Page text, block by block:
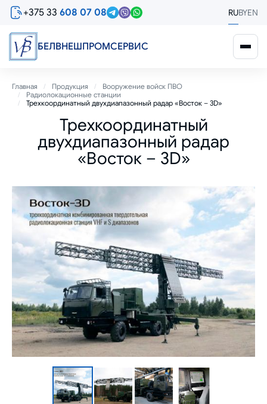
Перейти
содержанию
+375 33 608 07 08 RUBYEN
БЕЛВНЕШПРОМСЕРВИС
Строка
навигации
Главная Продукция
Вооружение войск ПВО
Радиолокационные станции
Трехкоординатный двухдиапазонный радар «Восток – 3D»
Трехкоординатный
двухдиапазонный радар
«Восток – 3D»